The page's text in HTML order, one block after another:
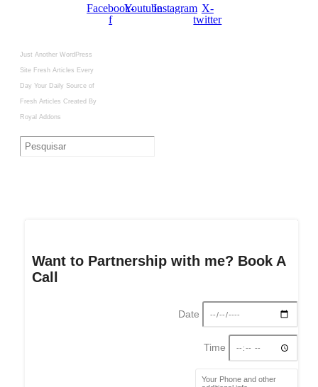
Facebook-
f
YoutubeInstagram X-
twitter
Just Another WordPress
Site Fresh Articles Every
Day Your Daily Source of
Fresh Articles Created By
Royal Addons
Want to Partnership with me? Book A
Call
Date
Time